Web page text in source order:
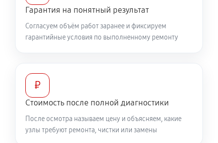
Гарантия на понятный результат
Согласуем объём работ заранее и фиксируем
гарантийные условия по выполненному ремонту
₽
Стоимость после полной диагностики
После осмотра называем цену и объясняем, какие
узлы требуют ремонта, чистки или замены